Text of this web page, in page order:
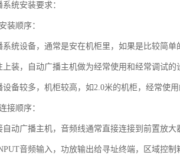
统安装要求：
装顺序：
系统设备，通常是安在机柜里，如果是比较简
上装，自动广播主机做为经常使用和经常调试
设备较多，机柜较高，如2.0米的机柜，经常使
接顺序：
自动广播主机，音频线通常直接连接到前置放
音频输入，功放输出给寻址终端，区域控制